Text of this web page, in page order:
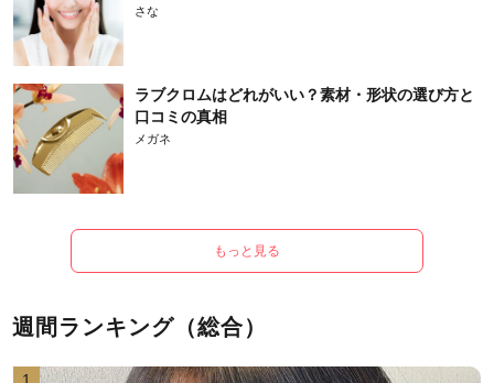
さな
ラブクロムはどれがいい？素材・形状の選び方と
口コミの真相
メガネ
もっと見る
週間ランキング（総合）